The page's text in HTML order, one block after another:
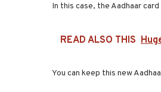
In this case, the Aadhaar
READ ALSO THIS
You can keep this new